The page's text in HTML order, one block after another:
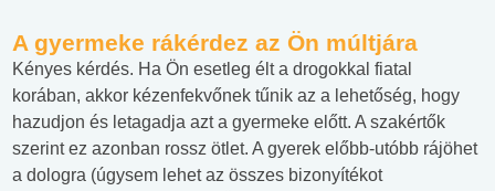
A gyermeke rákérdez az Ön múltjára
Kényes kérdés. Ha Ön esetleg élt a drogokkal fiatal
korában, akkor kézenfekvőnek tűnik az a lehetőség, hogy
hazudjon és letagadja azt a gyermeke előtt. A szakértők
szerint ez azonban rossz ötlet. A gyerek előbb-utóbb rájöhet
a dologra (úgysem lehet az összes bizonyítékot